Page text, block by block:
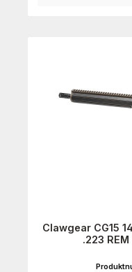
Clawgear CG15
.223